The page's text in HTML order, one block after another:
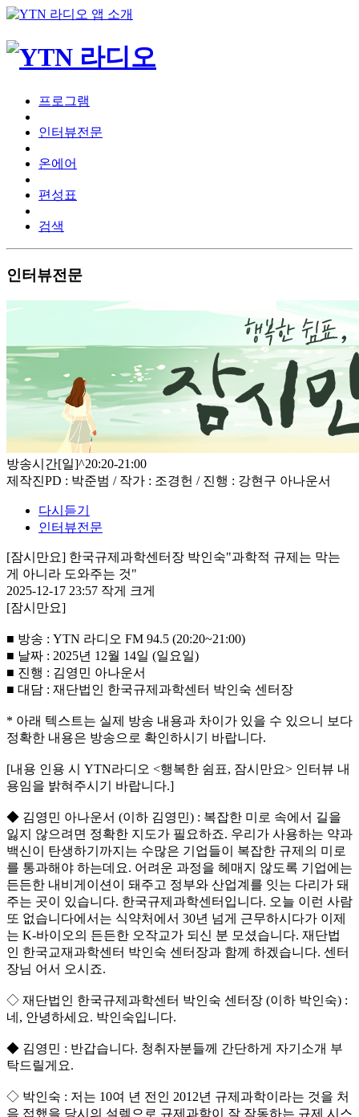
프로그램
인터뷰전문
온에어
편성표
검색
인터뷰전문
방송시간[일]^20:20-21:00
제작진PD : 박준범 / 작가 : 조경헌 / 진행 : 강현구 아나운서
다시듣기
인터뷰전문
[잠시만요] 한국규제과학센터장 박인숙"과학적 규제는 막는
게 아니라 도와주는 것"
2025-12-17 23:57 작게
크게
[잠시만요]
■ 방송 : YTN 라디오 FM 94.5 (20:20~21:00)
■ 날짜 : 2025년 12월 14일 (일요일)
■ 진행 : 김영민 아나운서
■ 대담 : 재단법인 한국규제과학센터 박인숙 센터장
* 아래 텍스트는 실제 방송 내용과 차이가 있을 수 있으니 보다
정확한 내용은 방송으로 확인하시기 바랍니다.
[내용 인용 시 YTN라디오 <행복한 쉼표, 잠시만요> 인터뷰 내
용임을 밝혀주시기 바랍니다.]
◆ 김영민 아나운서 (이하 김영민) : 복잡한 미로 속에서 길을
잃지 않으려면 정확한 지도가 필요하죠. 우리가 사용하는 약과
백신이 탄생하기까지는 수많은 기업들이 복잡한 규제의 미로
를 통과해야 하는데요. 어려운 과정을 헤매지 않도록 기업에는
든든한 내비게이션이 돼주고 정부와 산업계를 잇는 다리가 돼
주는 곳이 있습니다. 한국규제과학센터입니다. 오늘 이런 사람
또 없습니다에서는 식약처에서 30년 넘게 근무하시다가 이제
는 K-바이오의 든든한 오작교가 되신 분 모셨습니다. 재단법
인 한국교재과학센터 박인숙 센터장과 함께 하겠습니다. 센터
장님 어서 오시죠.
◇ 재단법인 한국규제과학센터 박인숙 센터장 (이하 박인숙) :
네, 안녕하세요. 박인숙입니다.
◆ 김영민 : 반갑습니다. 청취자분들께 간단하게 자기소개 부
탁드릴게요.
◇ 박인숙 : 저는 10여 년 전인 2012년 규제과학이라는 것을 처
음 접했을 당시의 설렘으로 규제과학이 잘 작동하는 규제 시스